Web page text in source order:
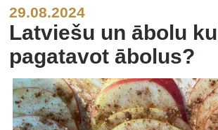
29.08.2024
Latviešu un ābolu
pagatavot ābolus?